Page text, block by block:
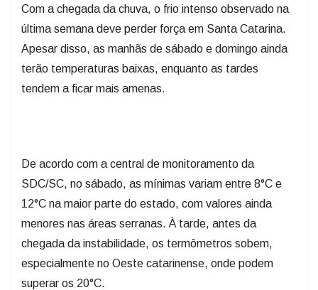
Com a chegada da chuva, o frio intenso observado na
última semana deve perder força em Santa Catarina.
Apesar disso, as manhãs de sábado e domingo ainda
terão temperaturas baixas, enquanto as tardes
tendem a ficar mais amenas.
De acordo com a central de monitoramento da
SDC/SC, no sábado, as mínimas variam entre 8°C e
12°C na maior parte do estado, com valores ainda
menores nas áreas serranas. À tarde, antes da
chegada da instabilidade, os termômetros sobem,
especialmente no Oeste catarinense, onde podem
superar os 20°C.